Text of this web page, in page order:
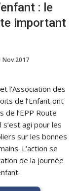
: le
important
Nov 2017
l’Association des
de l’Enfant ont
l’EPP Route
s’est agi pour les
sur les bonnes
L’action se
de la journée